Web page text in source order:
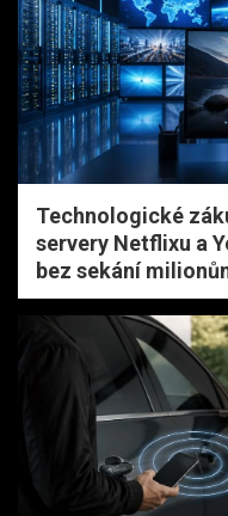
Technologické
servery Netflixu a
bez sekání